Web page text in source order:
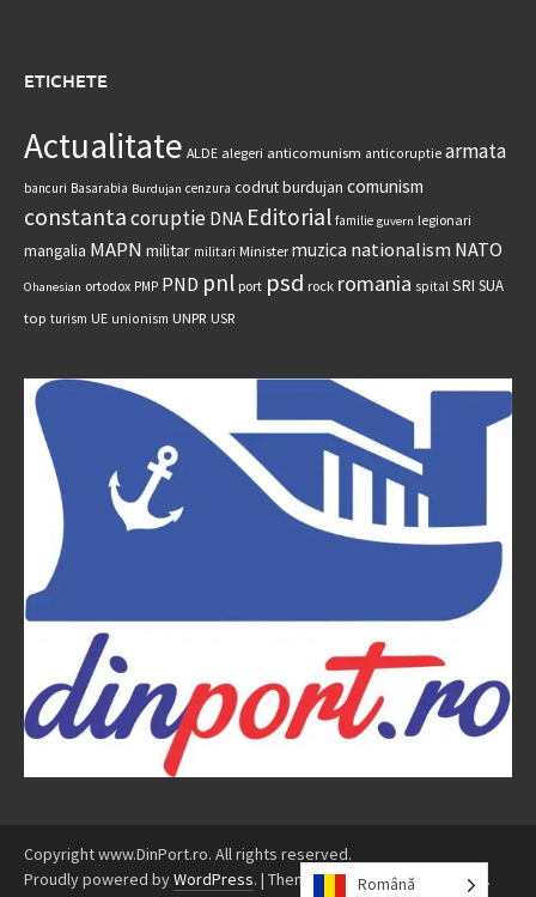
ETICHETE
Actualitate ALDE alegeri anticomunism anticoruptie armata
bancuri Basarabia Burdujan cenzura codrut burdujan comunism
constantacoruptie DNA Editorial familie guvern legionari
mangalia MAPN militar militari Minister muzica nationalism NATO
Ohanesian ortodox PMP PND pnl port psd rock romania spital SRI SUA
top turism UE unionism UNPR USR
Copyright www.DinPort.ro. All rights reserved.
Proudly powered byWordPress. | Theme: Awaken byThemezHut .
Română